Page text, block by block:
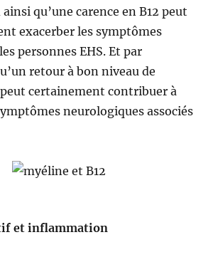
qu’une carence en B12 peut
exacerber les symptômes
personnes EHS. Et par
retour à bon niveau de
certainement contribuer à
neurologiques associés
et inflammation